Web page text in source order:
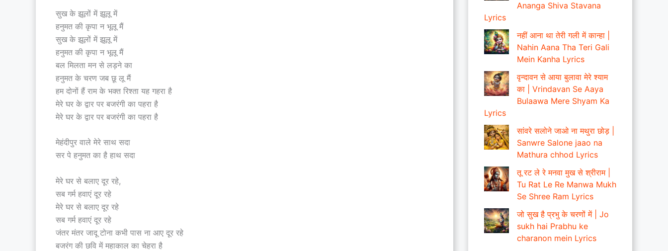
सुख के झूलों में झूलू में
हनुमत की कृपा न भूलू मैं
सुख के झूलों में झूलू में
हनुमत की कृपा न भूलू मैं
बल मिलता मन से लड़ने का
हनुमत के चरण जब छू लू मैं
हम दोनों हैं राम के भक्त रिश्ता यह गहरा है
मेरे घर के द्वार पर बजरंगी का पहरा है
मेरे घर के द्वार पर बजरंगी का पहरा है
मेहंदीपुर वाले मेरे साथ सदा
सर पे हनुमत का है हाथ सदा
मेरे घर से बलाए दूर रहे,
सब गर्म हवाएं दूर रहे
मेरे घर से बलाए दूर रहे
सब गर्म हवाएं दूर रहे
जंतर मंतर जादू टोना कभी पास ना आए दूर रहे
बजरंग की छवि में महाकाल का चेहरा है
Ananga Shiva Stavana
Lyrics
नहीं आना था तेरी गली में कान्हा |
Nahin Aana Tha Teri Gali
Mein Kanha Lyrics
वृन्दावन से आया बुलावा मेरे श्याम
का | Vrindavan Se Aaya
Bulaawa Mere Shyam Ka
Lyrics
सांवरे सलोने जाओ ना मथुरा छोड़ |
Sanwre Salone jaao na
Mathura chhod Lyrics
तू रट ले रे मनवा मुख से श्रीराम |
Tu Rat Le Re Manwa Mukh
Se Shree Ram Lyrics
जो सुख है प्रभु के चरणों में | Jo
sukh hai Prabhu ke
charanon mein Lyrics